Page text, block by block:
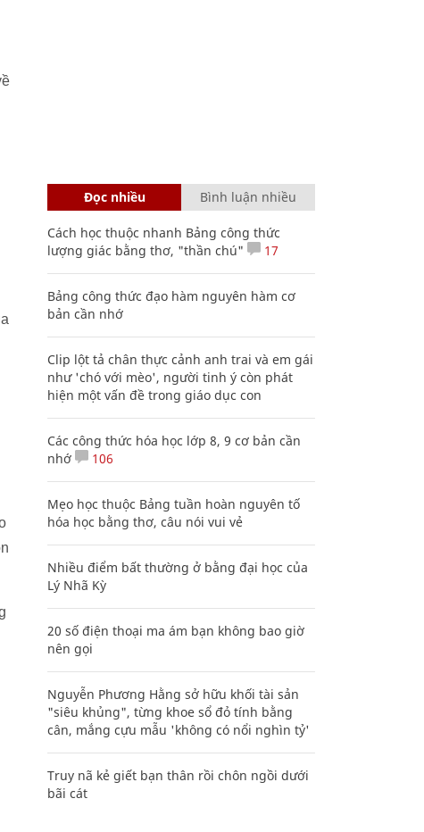
Đọc nhiều Bình luận nhiều
Cách học thuộc nhanh Bảng công thức
lượng giác bằng thơ, "thần chú"
17
Bảng công thức đạo hàm nguyên hàm cơ
bản cần nhớ
Clip lột tả chân thực cảnh anh trai và em gái
như 'chó với mèo', người tinh ý còn phát
hiện một vấn đề trong giáo dục con
Các công thức hóa học lớp 8, 9 cơ bản cần
nhớ
106
Mẹo học thuộc Bảng tuần hoàn nguyên tố
hóa học bằng thơ, câu nói vui vẻ
Nhiều điểm bất thường ở bằng đại học của
Lý Nhã Kỳ
20 số điện thoại ma ám bạn không bao giờ
nên gọi
Nguyễn Phương Hằng sở hữu khối tài sản
"siêu khủng", từng khoe sổ đỏ tính bằng
cân, mắng cựu mẫu 'không có nổi nghìn tỷ'
Truy nã kẻ giết bạn thân rồi chôn ngồi dưới
bãi cát